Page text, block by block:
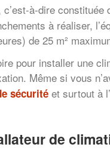
c’est-à-dire
à réaliser,
de 25 m²
pour installer une
Même si vous
sécurité et surtout à
de